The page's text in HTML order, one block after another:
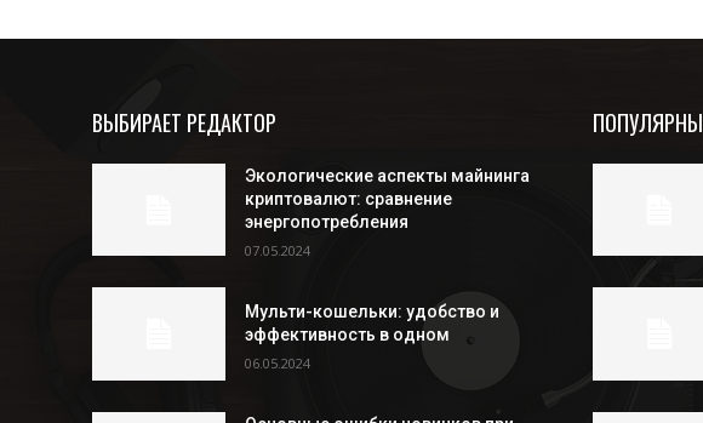
ВЫБИРАЕТ РЕДАКТОР
Экологические аспекты майнинга
криптовалют: сравнение
энергопотребления
07.05.2024
Мульти-кошельки: удобство и
эффективность в одном
06.05.2024